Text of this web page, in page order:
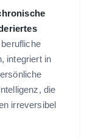
integriert in
die
irreversibel